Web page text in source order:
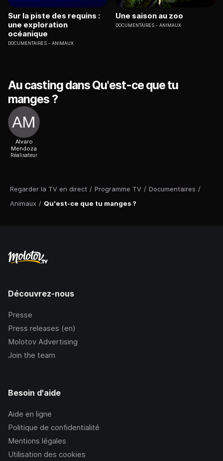
Regarder la TV en direct / Programme TV / Documentaires /
Animaux / Qu'est-ce que tu manges ?
Sur la piste des requins :
une exploration
océanique
DOCUMENTAIRES ANIMAUX
Une saison au zoo
DOCUMENTAIRES ANIMAUX
Au casting dans Qu'est-ce que tu
manges ?
Alvaro
Mendoza
Réalisateur
Découvrez-nous
Presse
Press releases (en)
Molotov Advertising
Join the team
Besoin d'aide
Aide en ligne
Politique de confidentialité
Mentions légales
Utilisation des cookies